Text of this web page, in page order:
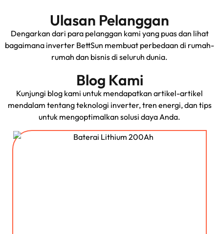
Ulasan Pelanggan
Dengarkan dari para pelanggan kami yang puas dan lihat
bagaimana inverter BettSun membuat perbedaan di rumah-
rumah dan bisnis di seluruh dunia.
Blog Kami
Kunjungi blog kami untuk mendapatkan artikel-artikel
mendalam tentang teknologi inverter, tren energi, dan tips
untuk mengoptimalkan solusi daya Anda.